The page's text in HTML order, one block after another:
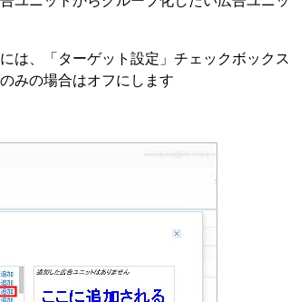
は、「ターゲット設定」チェックボックス
みの場合はオフにします